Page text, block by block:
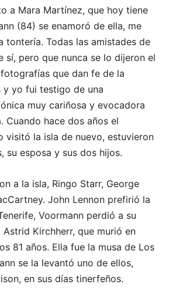
a Mara Martínez, que hoy tiene
(84) se enamoró de ella, me
tontería. Todas las amistades de
sí, pero que nunca se lo dijeron el
que dan fe de la
y yo fui testigo de una
muy cariñosa y evocadora
Cuando hace dos años el
visitó la isla de nuevo, estuvieron
su esposa y sus dos hijos.
a la isla, Ringo Starr, George
John Lennon prefirió la
Voormann perdió a su
Kirchherr, que murió en
81 años. Ella fue la musa de Los
se la levantó uno de ellos,
en sus días tinerfeños.